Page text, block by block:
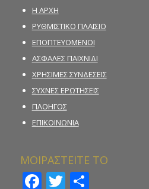
Η ΑΡΧΗ
ΡΥΘΜΙΣΤΙΚΟ ΠΛΑΙΣΙΟ
ΕΠΟΠΤΕΥΟΜΕΝΟΙ
ΑΣΦΑΛΕΣ ΠΑΙΧΝΙΔΙ
ΧΡΗΣΙΜΕΣ ΣΥΝΔΕΣΕΙΣ
ΣΥΧΝΕΣ ΕΡΩΤΗΣΕΙΣ
ΠΛΟΗΓΟΣ
ΕΠΙΚΟΙΝΩΝΙΑ
ΜΟΙΡΑΣΤΕΙΤΕ ΤΟ
Facebook
Twitter